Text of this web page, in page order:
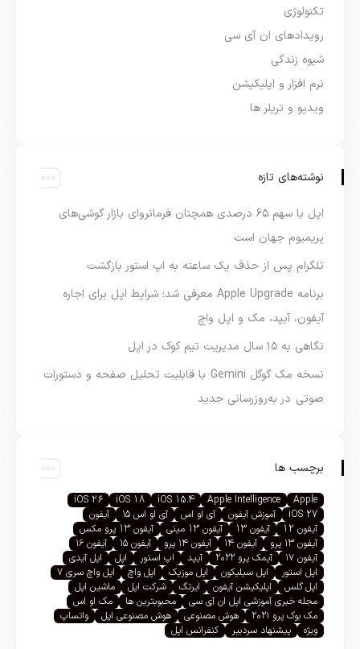
تکنولوژی
رویدادهای ان آی سی
شیوه زندگی
نرم افزار و اپلیکیشن
ویدیو و تریلر ها
نوشته‌های تازه
اپل با سهم ۶۵ درصدی همچنان فرمانروای بازار گوشی‌های
پریمیوم جهان است
تلگرام پس از حذف یک ساعته به اپ استور بازگشت
برنامه Apple Upgrade معرفی شد؛ شرایط اپل برای اجاره
آیفون، آیپد، مک و اپل واچ
نگاهی به ۱۵ سال مدیریت تیم کوک در اپل
نسخه مک گوگل Gemini با قابلیت تحلیل صفحه و دستورات
صوتی در به‌روزرسانی جدید
برچسب ها
Apple
Apple Intelligence
iOS 15.4
iOS 18
iOS 26
iOS 27
آموزش آیفون آی او اس آی او اس ۱۵
آیفون
آیفون 12
آیفون 13 آیفون 13 مینی
آیفون 13 پرو مکس
آیفون ۱۳ پرو
آیفون ۱۴ آیفون ۱۴ پرو آیفون ۱۵
آیفون ۱۶
آیفون ۱۷
آیمک پرو ۲۰۲۲ آیپد اپ استور اپل
اپل آیدی
اپل استور
اپل سیلیکون اپل موزیک اپل واچ
اپل واچ سری ۷
اپل گلس
اپلیکیشن آیفون ایرتگ شرکت اپل
ماشین اپل
مجله خبری آموزشی اپل ان آی سی
محبوبترین ها
مک او اس
مک بوک پرو ۲۰۲۱
هوش مصنوعی هوش مصنوعی اپل
واتساپ
ویژه
پیشنهاد سردبیر کنفرانس اپل